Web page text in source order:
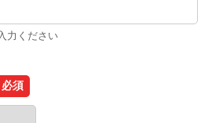
力ください
必須